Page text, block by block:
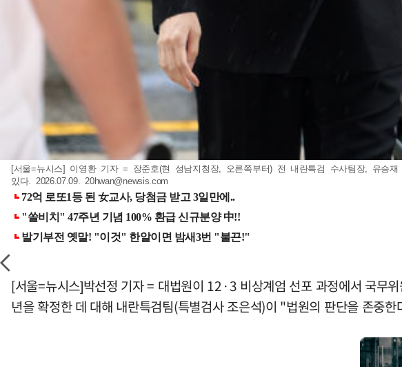
[서울=뉴시스] 이영환 기자 = 장준호(현 성남지청장, 오른쪽부터) 전 내란특검 수사팀장, 유
있다. 2026.07.09. 20hwan@newsis.com
[서울=뉴시스]박선정 기자 = 대법원이 12·3 비상계엄 선포 과정에서 국무
년을 확정한 데 대해 내란특검팀(특별검사 조은석)이 "법원의 판단을 존중